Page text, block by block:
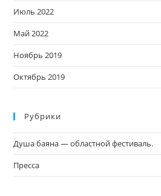
Июль 2022
Май 2022
Ноябрь 2019
Октябрь 2019
Рубрики
Душа баяна — областной фестиваль.
Пресса